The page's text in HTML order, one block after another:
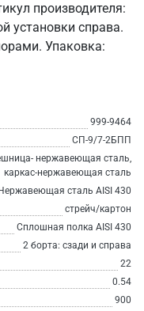
производителя:
установки справа.
Упаковка:
999-9464
СП-9/7-2БПП
нержавеющая сталь,
каркас-нержавеющая сталь
Нержавеющая сталь AISI 430
стрейч/картон
Сплошная полка AISI 430
2 борта: сзади и справа
22
0.54
900